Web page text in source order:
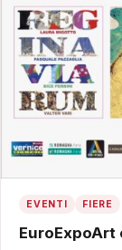
EVENTI FIERE